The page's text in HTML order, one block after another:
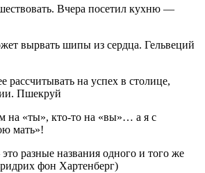
Вчера посетил кухню —
вырвать шипы из сердца. Гельвеций
рассчитывать на успех в столице,
Пшекруй
на «ты», кто-то на «вы»… а я с
мать»!
разные названия одного и того же
фон Хартенберг)